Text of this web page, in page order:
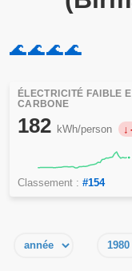
🌊🌊🌊🌊
ÉLECTRICITÉ FAIBLE
CARBONE
182 kWh/person
Classement : #154